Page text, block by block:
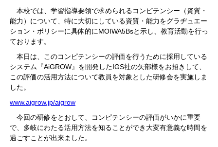
本校では、学習指導要領で求められるコンピテンシー（資質・
能力）について、特に大切にしている資質・能力をグラヂュエー
ション・ポリシーに具体的にMOIWA5Bsと示し、教育活動を行っ
ております。
本日は、このコンピテンシーの評価を行うために採用している
システム『AiGROW』を開発したIGS社の矢部様をお招きして、
この評価の活用方法について教員を対象とした研修会を実施しま
した。
www.aigrow.jp/aigrow
今回の研修をとおして、コンピテンシーの評価がいかに重要
で、多岐にわたる活用方法を知ることができ大変有意義な時間を
過ごすことが出来ました。